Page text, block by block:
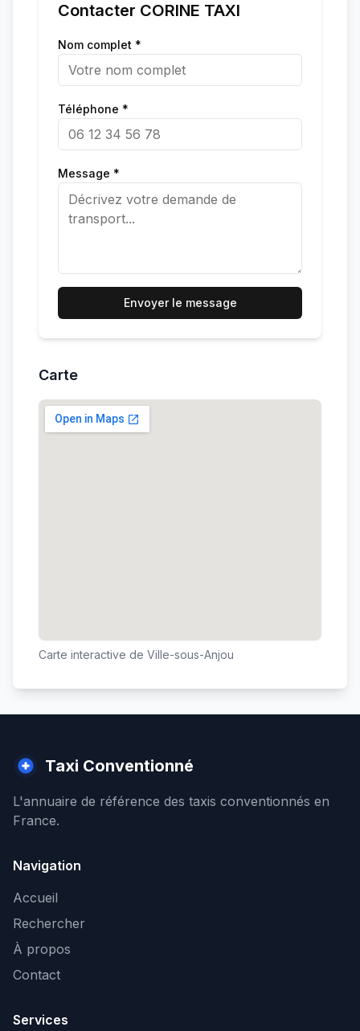
Contacter CORINE TAXI
Nom complet *
Téléphone *
Message *
Envoyer le message
Carte
Carte interactive de Ville-sous-Anjou
Taxi Conventionné
L'annuaire de référence des taxis conventionnés en
France.
Navigation
Accueil
Rechercher
À propos
Contact
Services